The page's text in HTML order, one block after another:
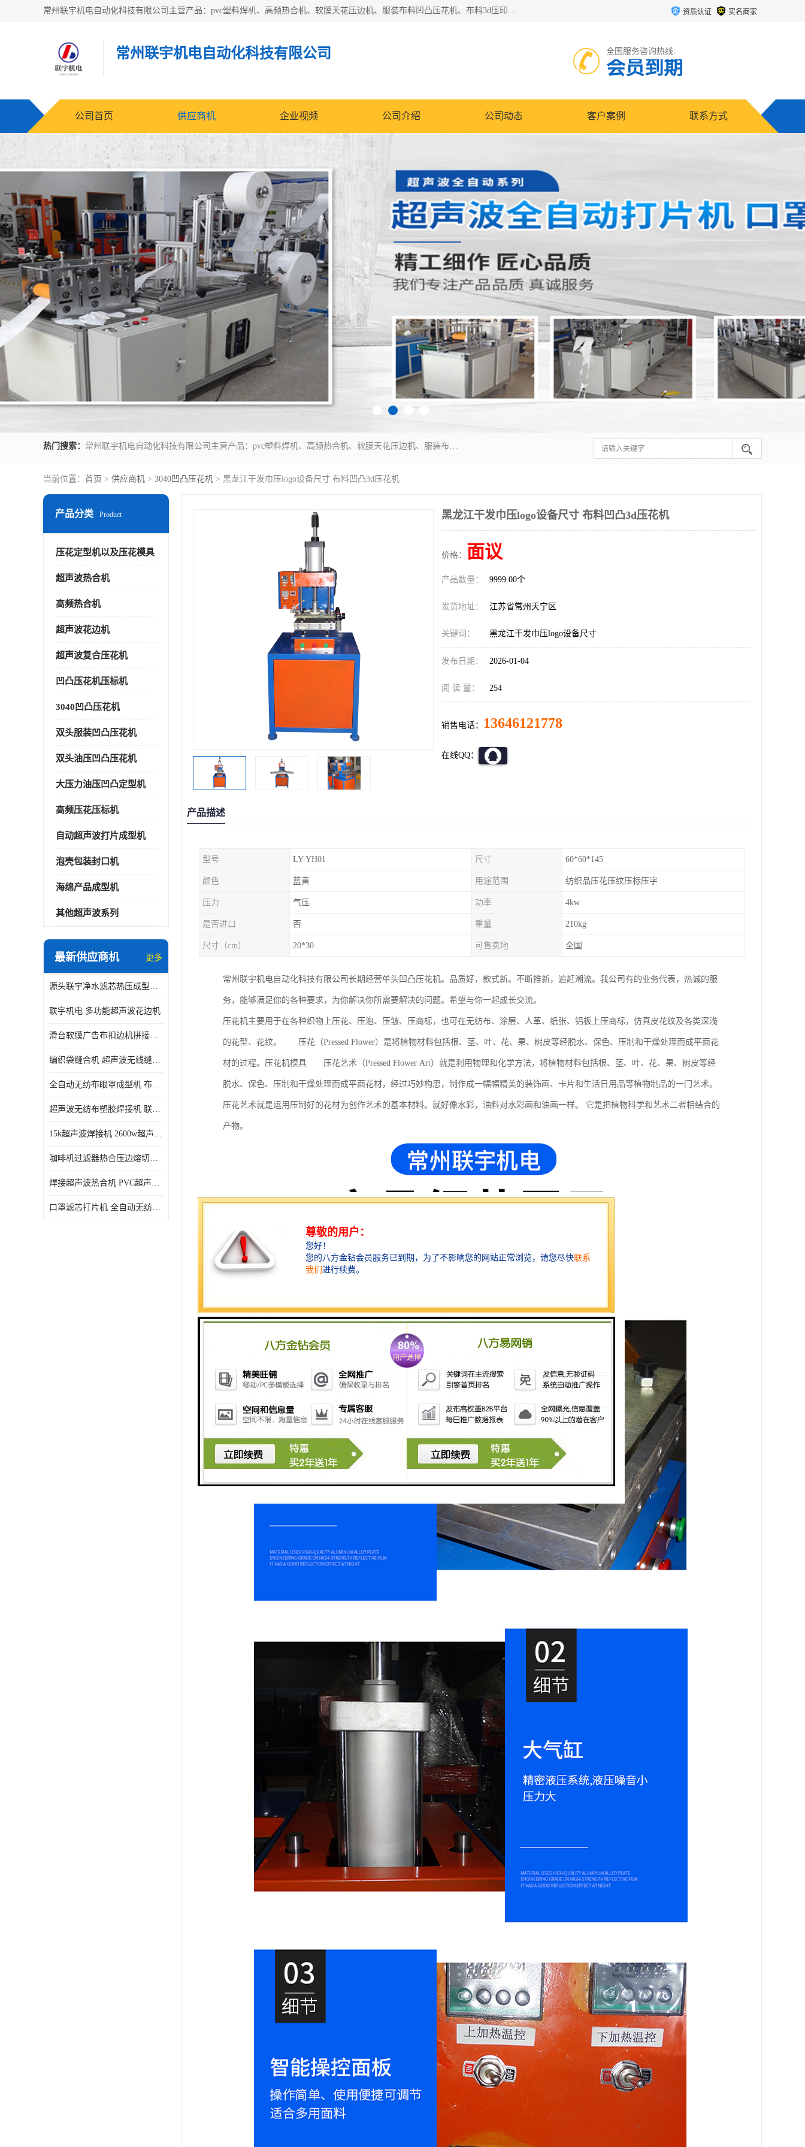
常州联宇机电自动化科技有限公司主营产品：pvc塑料焊机、高频热合机、软膜天花压边机、服装布料凹凸压花机、布料3d压印设备、服装植胶设备、超声波布料花边机、无纺布热合机、全自动压花机。 资质认证 实名商家
常州联宇机电自动化科技有限公司 全国服务咨询热线:
会员到期
公司首页 供应商机 企业视频 公司介绍 公司动态 客户案例 联系方式
热门搜索： 常州联宇机电自动化科技有限公司主营产品：pvc塑料焊机、高频热合机、软膜天花压边机、服装布料凹凸压花机、布料3d压印设备、服装植胶设备、超声波布料花边机、无纺布热合机、全自动压花机。
当前位置： 首页 > 供应商机 > 3040凹凸压花机 > 黑龙江干发巾压logo设备尺寸 布料凹凸3d压花机
产品分类 Product
压花定型机以及压花模具
超声波热合机
高频热合机
超声波花边机
超声波复合压花机
凹凸压花机压标机
3040凹凸压花机
双头服装凹凸压花机
双头油压凹凸压花机
大压力油压凹凸定型机
高频压花压标机
自动超声波打片成型机
泡壳包装封口机
海绵产品成型机
其他超声波系列
最新供应商机 更多
源头联宇净水滤芯热压成型机器 超声波大功率封边机
联宇机电 多功能超声波花边机
滑台软膜广告布扣边机拼接机用于焊接热合拼接作用
编织袋缝合机 超声波无线缝合机 厂家现货供应
全自动无纺布眼罩成型机 布料海绵眼罩热合切边机
超声波无纺布塑胶焊接机 联宇制造
15k超声波焊接机 2600w超声波焊接机 联宇制造
咖啡机过滤器热合压边熔切机 超声波无纺布喷胶棉热合机
焊接超声波热合机 PVC超声波焊接机 无纺布超声波设备
口罩滤芯打片机 全自动无纺布压花压标设备 多层料复合机
黑龙江干发巾压logo设备尺寸 布料凹凸3d压花机
价格： 面议
产品数量： 9999.00个
发货地址： 江苏省常州天宁区
关键词： 黑龙江干发巾压logo设备尺寸
发布日期： 2026-01-04
阅 读 量： 254
销售电话： 13646121778
在线QQ：
产品描述
型号 LY-YH01 尺寸 60*60*145
颜色 蓝黄 用途范围 纺织品压花压纹压标压字
压力 气压 功率 4kw
是否进口 否 重量 210kg
尺寸（cm） 20*30 可售卖地 全国
常州联宇机电自动化科技有限公司长期经营单头凹凸压花机。品质好，款式新。不断推新，追赶潮流。我公司有的业务代表，热诚的服
务，能够满足你的各种要求，为你解决你所需要解决的问题。希望与你一起成长交流。
压花机主要用于在各种织物上压花、压泡、压皱、压商标，也可在无纺布、涂层、人革、纸张、铝板上压商标，仿真皮花纹及各类深浅
的花型、花纹。 压花（Pressed Flower）是将植物材料包括根、茎、叶、花、果、树皮等经脱水、保色、压制和干燥处理而成平面花
材的过程。压花机模具 压花艺术（Pressed Flower Art）就是利用物理和化学方法，将植物材料包括根、茎、叶、花、果、树皮等经
脱水、保色、压制和干燥处理而成平面花材，经过巧妙构思，制作成一幅幅精美的装饰画、卡片和生活日用品等植物制品的一门艺术。
压花艺术就是运用压制好的花材为创作艺术的基本材料。就好像水彩，油料对水彩画和油画一样。 它是把植物科学和艺术二者相结合的
产物。